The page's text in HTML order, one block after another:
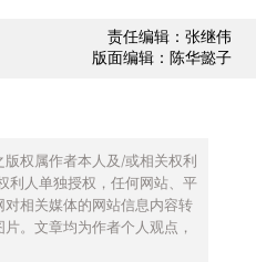
责任编辑：张继伟
版面编辑：陈华懿子
权属作者本人及/或相关权利
利人单独授权，任何网站、平
相关媒体的网站信息内容转
。文章均为作者个人观点，